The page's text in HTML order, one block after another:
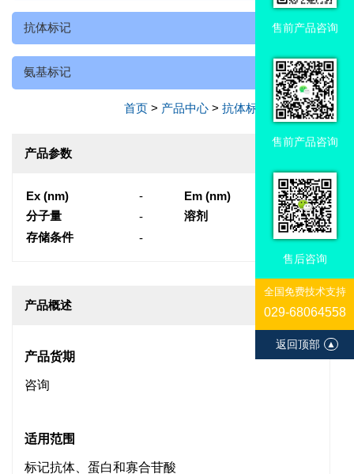
抗体标记
氨基标记
首页 > 产品中心 >抗体标记 >氨基标记
产品参数
Ex (nm) - Em (nm)
-
分子量
- 溶剂
-
存储条件
-
产品概述
产品货期
咨询
适用范围
标记抗体、蛋白和寡合苷酸
售前产品咨询
售前产品咨询
售后咨询
全国免费技术支持
029-68064558
返回顶部 ▲